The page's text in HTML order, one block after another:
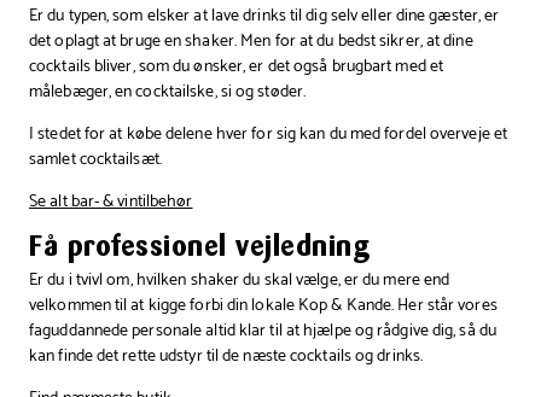
Er du typen, som elsker at lave drinks til dig selv eller dine gæster, er
det oplagt at bruge en shaker. Men for at du bedst sikrer, at dine
cocktails bliver, som du ønsker, er det også brugbart med et
målebæger, en cocktailske, si og støder.
I stedet for at købe delene hver for sig kan du med fordel overveje et
samlet cocktailsæt.
Se alt bar- & vintilbehør
Få professionel vejledning
Er du i tvivl om, hvilken shaker du skal vælge, er du mere end
velkommen til at kigge forbi din lokale Kop & Kande. Her står vores
faguddannede personale altid klar til at hjælpe og rådgive dig, så du
kan finde det rette udstyr til de næste cocktails og drinks.